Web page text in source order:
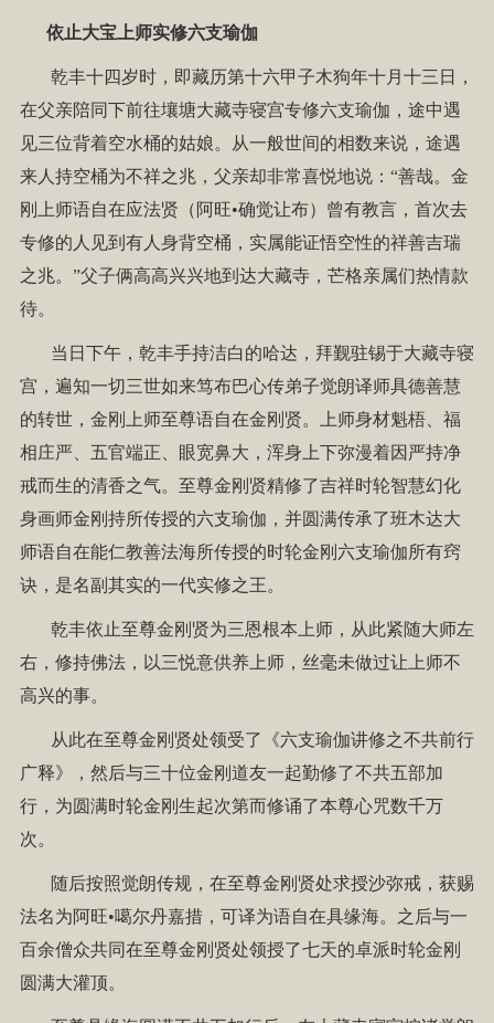
依止大宝上师实修六支瑜伽
乾丰十四岁时，即藏历第十六甲子木狗年十月十三日，
在父亲陪同下前往壤塘大藏寺寝宫专修六支瑜伽，途中遇
见三位背着空水桶的姑娘。从一般世间的相数来说，途遇
来人持空桶为不祥之兆，父亲却非常喜悦地说：“善哉。金
刚上师语自在应法贤（阿旺•确觉让布）曾有教言，首次去
专修的人见到有人身背空桶，实属能证悟空性的祥善吉瑞
之兆。”父子俩高高兴兴地到达大藏寺，芒格亲属们热情款
待。
当日下午，乾丰手持洁白的哈达，拜觐驻锡于大藏寺寝
宫，遍知一切三世如来笃布巴心传弟子觉朗译师具德善慧
的转世，金刚上师至尊语自在金刚贤。上师身材魁梧、福
相庄严、五官端正、眼宽鼻大，浑身上下弥漫着因严持净
戒而生的清香之气。至尊金刚贤精修了吉祥时轮智慧幻化
身画师金刚持所传授的六支瑜伽，并圆满传承了班木达大
师语自在能仁教善法海所传授的时轮金刚六支瑜伽所有窍
诀，是名副其实的一代实修之王。
乾丰依止至尊金刚贤为三恩根本上师，从此紧随大师左
右，修持佛法，以三悦意供养上师，丝毫未做过让上师不
高兴的事。
从此在至尊金刚贤处领受了《六支瑜伽讲修之不共前行
广释》，然后与三十位金刚道友一起勤修了不共五部加
行，为圆满时轮金刚生起次第而修诵了本尊心咒数千万
次。
随后按照觉朗传规，在至尊金刚贤处求授沙弥戒，获赐
法名为阿旺•噶尔丹嘉措，可译为语自在具缘海。之后与一
百余僧众共同在至尊金刚贤处领授了七天的卓派时轮金刚
圆满大灌顶。